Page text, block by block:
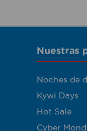
Nuestras
Noches de
Kywi Days
Hot Sale
Cyber